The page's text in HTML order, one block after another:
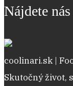
Nájdete
coolinari.sk |
Skutočný život,